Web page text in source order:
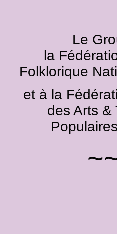
Le
la
Folklorique
et à la
des Arts &